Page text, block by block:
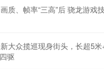
质、帧率“三高”后 骁龙游戏
大众揽巡现身街头，长超5
驱